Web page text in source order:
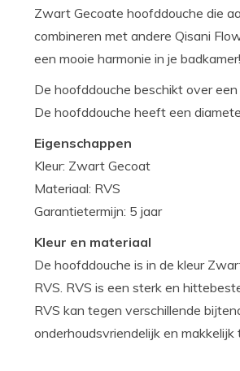
Zwart Gecoate hoofddouche die
combineren met andere Qisani
een mooie harmonie in je badkamer!
De hoofddouche beschikt over
De hoofddouche heeft een
Eigenschappen
Kleur: Zwart Gecoat
Materiaal: RVS
Garantietermijn: 5 jaar
Kleur en materiaal
De hoofddouche is in de kleur
RVS. RVS is een sterk en
RVS kan tegen verschillende
onderhoudsvriendelijk en